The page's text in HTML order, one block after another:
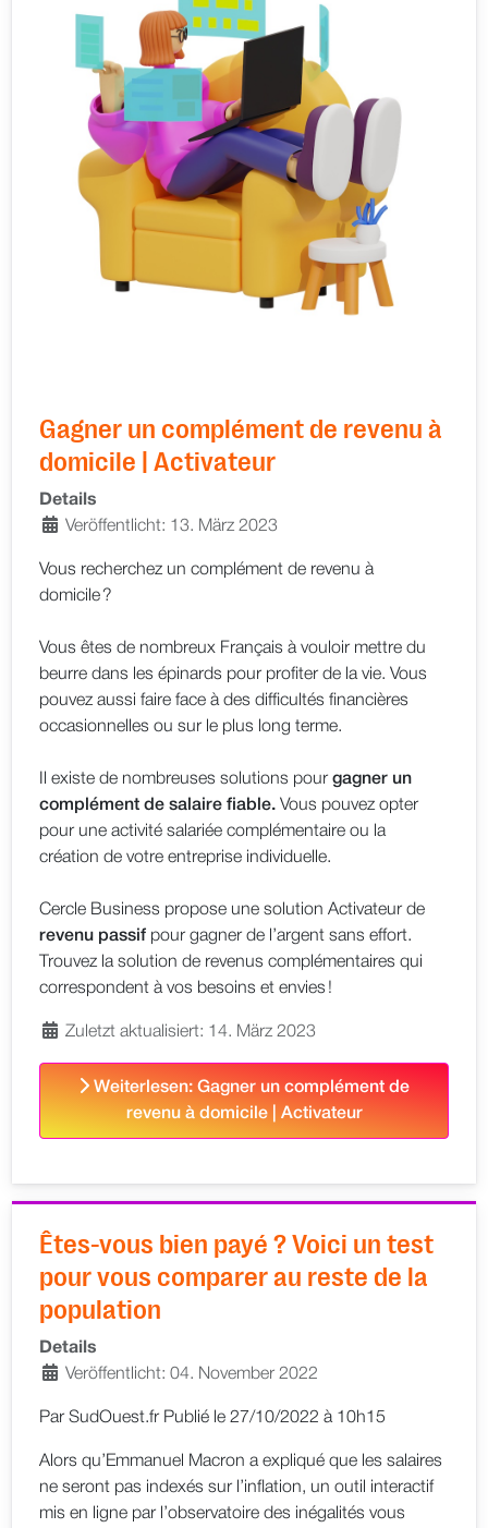
Gagner un complément de revenu à
domicile | Activateur
Details
Veröffentlicht: 13. März 2023
Vous recherchez un complément de revenu à
domicile ?
Vous êtes de nombreux Français à vouloir mettre du
beurre dans les épinards pour profiter de la vie. Vous
pouvez aussi faire face à des difficultés financières
occasionnelles ou sur le plus long terme.
Il existe de nombreuses solutions pourgagner un
complément de salaire fiable. Vous pouvez opter
pour une activité salariée complémentaire ou la
création de votre entreprise individuelle.
Cercle Business propose une solution Activateur de
revenu passif pour gagner de l’argent sans effort.
Trouvez la solution de revenus complémentaires qui
correspondent à vos besoins et envies !
Zuletzt aktualisiert: 14. März 2023
Weiterlesen: Gagner un complément de
revenu à domicile | Activateur
Êtes-vous bien payé ? Voici un test
pour vous comparer au reste de la
population
Details
Veröffentlicht: 04. November 2022
Par SudOuest.fr Publié le 27/10/2022 à 10h15
Alors qu’Emmanuel Macron a expliqué que les salaires
ne seront pas indexés sur l’inflation, un outil interactif
mis en ligne par l’observatoire des inégalités vous